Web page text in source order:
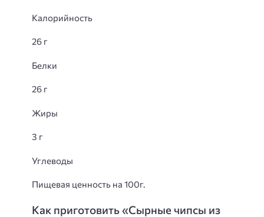
Калорийность
26 г
Белки
26 г
Жиры
3 г
Углеводы
Пищевая ценность на 100г.
Как приготовить «Сырные чипсы из